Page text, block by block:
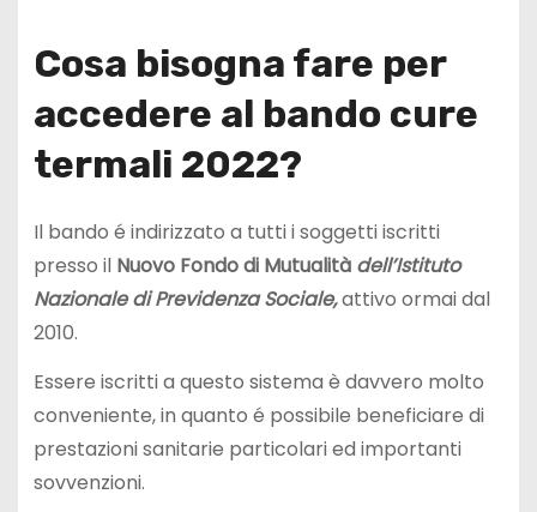
Cosa bisogna fare per
accedere al bando cure
termali 2022?
Il bando é indirizzato a tutti i soggetti iscritti
presso il Nuovo Fondo di Mutualità dell’Istituto
Nazionale di Previdenza Sociale,attivo ormai dal
2010.
Essere iscritti a questo sistema è davvero molto
conveniente, in quanto é possibile beneficiare di
prestazioni sanitarie particolari ed importanti
sovvenzioni.